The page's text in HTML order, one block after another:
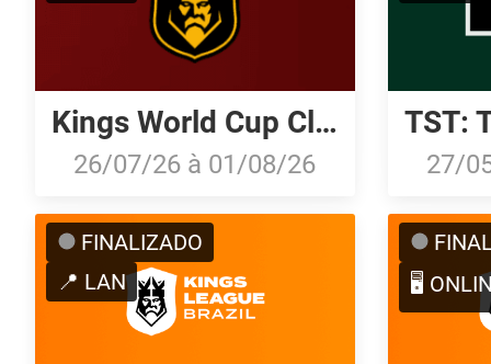
Kings World Cup Clubs 2026
26/07/26 à 01/08/26 27/
FINALIZADO
📍 LAN
🖥️